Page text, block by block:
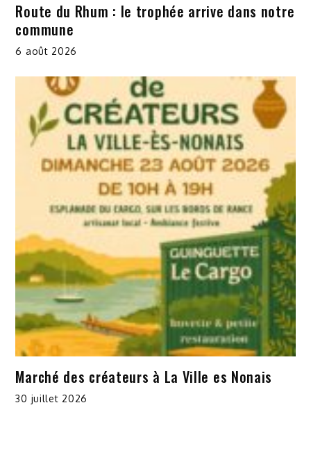
Route du Rhum : le trophée arrive dans notre
commune
6 août 2026
Marché des créateurs à La Ville es Nonais
30 juillet 2026